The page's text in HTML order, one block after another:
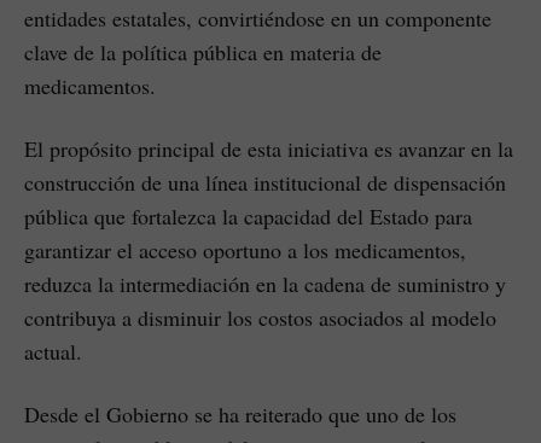
entidades estatales, convirtiéndose en un componente
clave de la política pública en materia de
medicamentos.
El propósito principal de esta iniciativa es avanzar en la
construcción de una línea institucional de dispensación
pública que fortalezca la capacidad del Estado para
garantizar el acceso oportuno a los medicamentos,
reduzca la intermediación en la cadena de suministro y
contribuya a disminuir los costos asociados al modelo
actual.
Desde el Gobierno se ha reiterado que uno de los